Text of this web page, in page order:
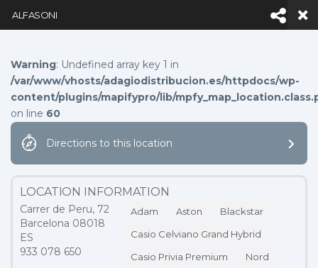
Navigation
NOTICIAS
MAP LOCATIONS ALFASONI
ALFASONI
Warning: Undefined array key 1 in
/var/www/vhosts/adagiodistribucion.es/httpdocs/wp-
content/plugins/mapifypro/lib/
on line 60
Directions to this location
LOCATION INFORMATION
Carrer de Peru, 72
Barcelona 08018
ES
933 078 650
Adam Aston
Blackstar
Casio Celviano Grand Hybrid
Casio Privia Premium
Nord